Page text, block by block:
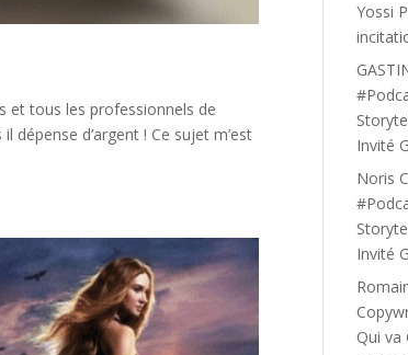
et tous les professionnels de
dépense d’argent ! Ce sujet m’est
Yossi
Invité
Noris
Invité
Qui va